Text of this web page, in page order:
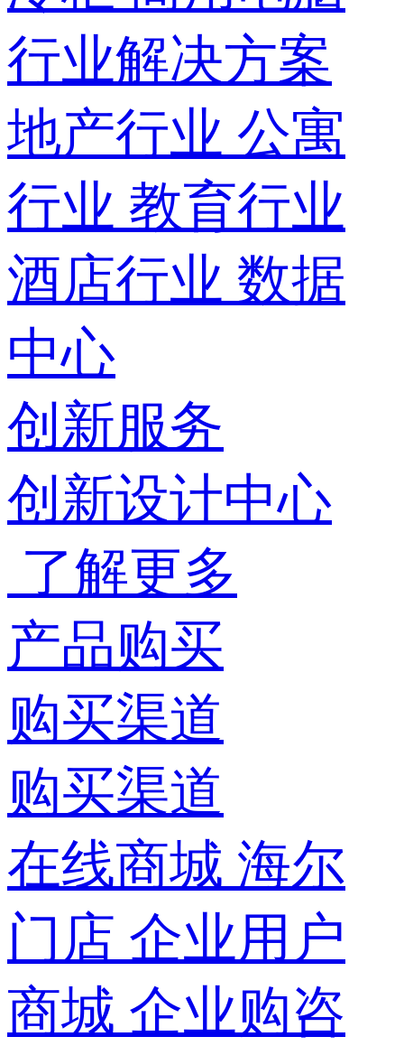
行业解决方案
地产行业 公寓
行业 教育行业
酒店行业 数据
中心
创新服务
创新设计中心
了解更多
产品购买
购买渠道
购买渠道
在线商城 海尔
门店 企业用户
商城 企业购咨